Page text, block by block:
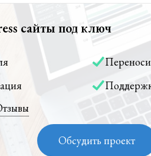
сайты под ключ
Обсудить проект